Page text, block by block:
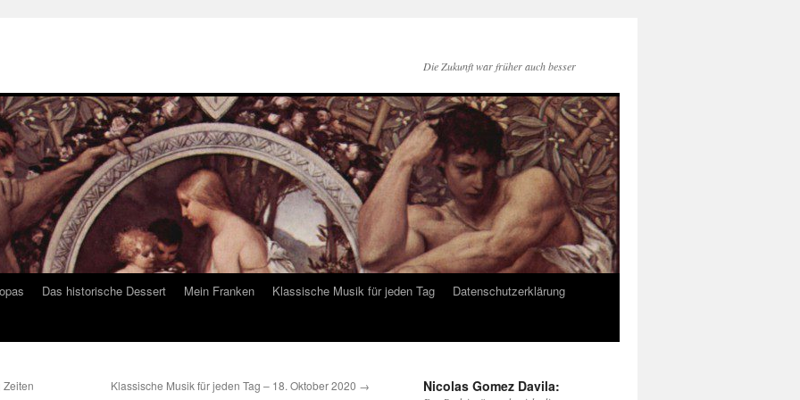
Die Zukunft war früher auch besser
Das historische Dessert Mein Franken Klassische Musik für jeden Tag
Datenschutzerklärung
Zeiten Klassische Musik für jeden Tag – 18. Oktober 2020 → Nicolas Gomez Davila: